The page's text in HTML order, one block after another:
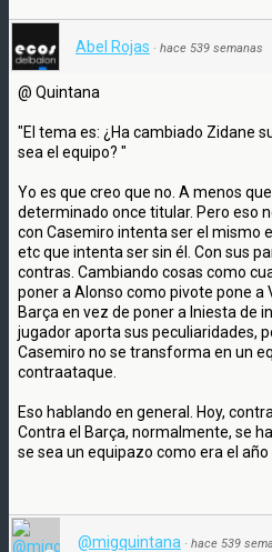
Abel Rojas · hace 539 semanas
@ Quintana
"El tema es: ¿Ha cambiado Zidane
sea el equipo? "
Yo es que creo que no. A menos
determinado once titular. Pero eso
con Casemiro intenta ser el mismo
etc que intenta ser sin él. Con sus
contras. Cambiando cosas como
poner a Alonso como pivote pone a
Barça en vez de poner a Iniesta de
jugador aporta sus peculiaridades,
Casemiro no se transforma en un
contraataque.
Eso hablando en general. Hoy,
Contra el Barça, normalmente, se
se sea un equipazo como era el año
@migquintana · hace 539